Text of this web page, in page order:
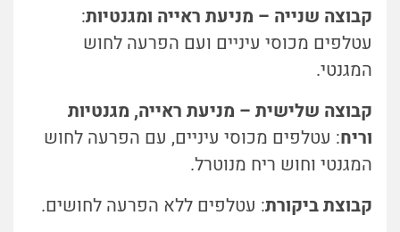
קבוצה שנייה – מניעת ראייה ומגנטיות:
עטלפים מכוסי עיניים ועם הפרעה לחוש
המגנטי.
קבוצה שלישית – מניעת ראייה, מגנטיות
וריח: עטלפים מכוסי עיניים, עם הפרעה לחוש
המגנטי וחוש ריח מנוטרל.
קבוצת ביקורת: עטלפים ללא הפרעה לחושים.